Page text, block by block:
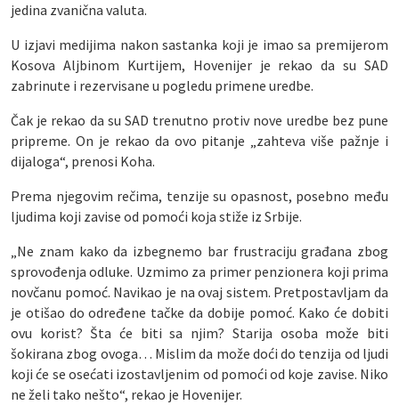
jedina zvanična valuta.
U izjavi medijima nakon sastanka koji je imao sa premijerom
Kosova Aljbinom Kurtijem, Hovenijer je rekao da su SAD
zabrinute i rezervisane u pogledu primene uredbe.
Čak je rekao da su SAD trenutno protiv nove uredbe bez pune
pripreme. On je rekao da ovo pitanje „zahteva više pažnje i
dijaloga“, prenosi Koha.
Prema njegovim rečima, tenzije su opasnost, posebno među
ljudima koji zavise od pomoći koja stiže iz Srbije.
„Ne znam kako da izbegnemo bar frustraciju građana zbog
sprovođenja odluke. Uzmimo za primer penzionera koji prima
novčanu pomoć. Navikao je na ovaj sistem. Pretpostavljam da
je otišao do određene tačke da dobije pomoć. Kako će dobiti
ovu korist? Šta će biti sa njim? Starija osoba može biti
šokirana zbog ovoga… Mislim da može doći do tenzija od ljudi
koji će se osećati izostavljenim od pomoći od koje zavise. Niko
ne želi tako nešto“, rekao je Hovenijer.